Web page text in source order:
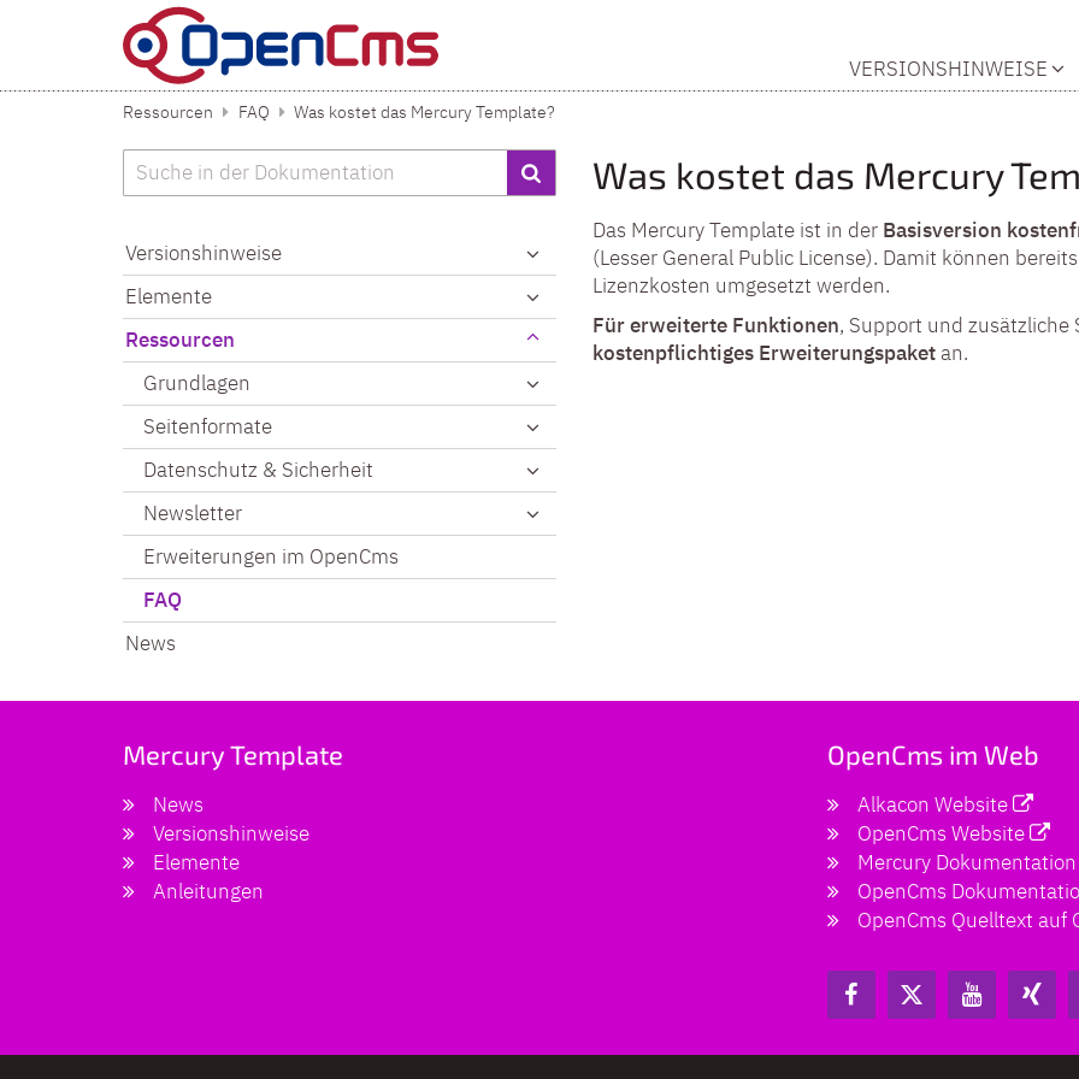
Zum Inhalt springen
VERSIONSHINWEISE
Ressourcen FAQ Was kostet das Mercury Template?
Was kostet das Mercury
Das Mercury Template ist in der Basisversion
(Lesser General Public License). Damit können
Lizenzkosten umgesetzt werden.
Für erweiterte Funktionen, Support und zusätzliche
kostenpflichtiges Erweiterungspaket an.
Suche
Versionshinweise
Elemente
Ressourcen
Grundlagen
Seitenformate
Datenschutz & Sicherheit
Newsletter
Erweiterungen im OpenCms
FAQ
News
Mercury Template
News
Versionshinweise
Elemente
Anleitungen
OpenCms im Web
Alkacon Website
OpenCms Website
Mercury Dokumentation
OpenCms
OpenCms Quelltext auf